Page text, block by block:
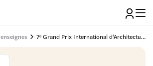
7ᵉ Grand Prix International d’Architecture BigMat : le palmarès 2025 dévoilé